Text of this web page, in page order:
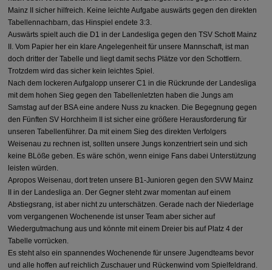
Mainz II sicher hilfreich. Keine leichte Aufgabe auswärts gegen den direkten
Tabellennachbarn, das Hinspiel endete 3:3.
Auswärts spielt auch die D1 in der Landesliga gegen den TSV Schott Mainz
II. Vom Papier her ein klare Angelegenheit für unsere Mannschaft, ist man
doch dritter der Tabelle und liegt damit sechs Plätze vor den Schottlern.
Trotzdem wird das sicher kein leichtes Spiel.
Nach dem lockeren Aufgalopp unserer C1 in die Rückrunde der Landesliga
mit dem hohen Sieg gegen den Tabellenletzten haben die Jungs am
Samstag auf der BSA eine andere Nuss zu knacken. Die Begegnung gegen
den Fünften SV Horchheim II ist sicher eine größere Herausforderung für
unseren Tabellenführer. Da mit einem Sieg des direkten Verfolgers
Weisenau zu rechnen ist, sollten unsere Jungs konzentriert sein und sich
keine BLöße geben. Es wäre schön, wenn einige Fans dabei Unterstützung
leisten würden.
Apropos Weisenau, dort treten unsere B1-Junioren gegen den SVW Mainz
II in der Landesliga an. Der Gegner steht zwar momentan auf einem
Abstiegsrang, ist aber nicht zu unterschätzen. Gerade nach der Niederlage
vom vergangenen Wochenende ist unser Team aber sicher auf
Wiedergutmachung aus und könnte mit einem Dreier bis auf Platz 4 der
Tabelle vorrücken.
Es steht also ein spannendes Wochenende für unsere Jugendteams bevor
und alle hoffen auf reichlich Zuschauer und Rückenwind vom Spielfeldrand.